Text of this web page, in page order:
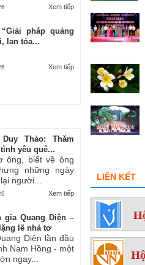
Xem tiếp
pháp quảng
lan tỏa...
Xem tiếp
Thảo: Thăm
yêu quê...
ông, biết về ông
những ngày
người...
Xem tiếp
gia Quang Diện –
lẽ nhả tơ
Diện lần đầu
Nam Hồng - một
ngay...
LIÊN KẾT